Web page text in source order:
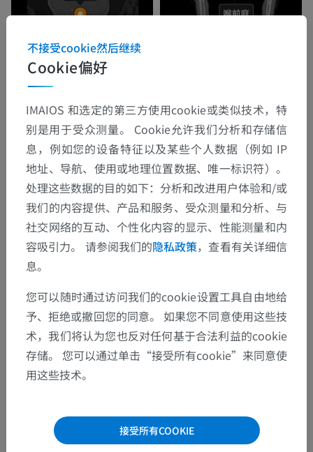
解剖层次
动物解剖学
内脏学 > 呼吸系统> 喉> 喉腔> 喉前庭
底层结构： 这个解剖部位没有子结构
Cookie偏好
不接受cookie然后继续
IMAIOS 和选定的第三方使用cookie或类似技术，特
别是用于受众测量。 Cookie允许我们分析和存储信
息，例如您的设备特征以及某些个人数据（例如 IP
地址、导航、使用或地理位置数据、唯一标识符）。
处理这些数据的目的如下：分析和改进用户体验和/或
我们的内容提供、产品和服务、受众测量和分析、与
社交网络的互动、个性化内容的显示、性能测量和内
容吸引力。 请参阅我们的隐私政策，查看有关详细信
息。
您可以随时通过访问我们的cookie设置工具自由地给
予、拒绝或撤回您的同意。 如果您不同意使用这些技
术，我们将认为您也反对任何基于合法利益的cookie
存储。 您可以通过单击“接受所有cookie”来同意使
用这些技术。
接受所有COOKIE